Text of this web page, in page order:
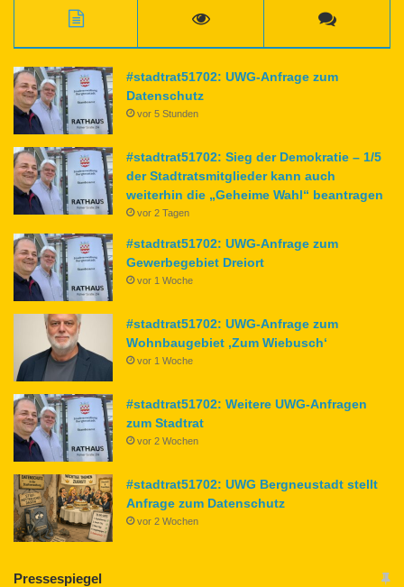
#stadtrat51702: UWG-Anfrage zum
Datenschutz
vor 5 Stunden
#stadtrat51702: Sieg der Demokratie – 1/5
der Stadtratsmitglieder kann auch
weiterhin die „Geheime Wahl“ beantragen
vor 2 Tagen
#stadtrat51702: UWG-Anfrage zum
Gewerbegebiet Dreiort
vor 1 Woche
#stadtrat51702: UWG-Anfrage zum
Wohnbaugebiet ‚Zum Wiebusch‘
vor 1 Woche
#stadtrat51702: Weitere UWG-Anfragen
zum Stadtrat
vor 2 Wochen
#stadtrat51702: UWG Bergneustadt stellt
Anfrage zum Datenschutz
vor 2 Wochen
Pressespiegel